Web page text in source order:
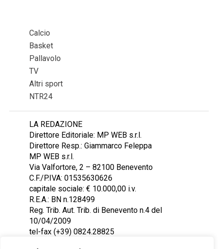
Calcio
Basket
Pallavolo
TV
Altri sport
NTR24
LA REDAZIONE
Direttore Editoriale: MP WEB s.r.l.
Direttore Resp.: Giammarco Feleppa
MP WEB s.r.l.
Via Valfortore, 2 – 82100 Benevento
C.F./P.IVA: 01535630626
capitale sociale: € 10.000,00 i.v.
R.E.A.: BN n.128499
Reg. Trib. Aut. Trib. di Benevento n.4 del
10/04/2009
tel-fax (+39) 0824.28825